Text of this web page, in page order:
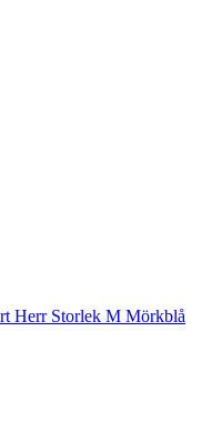
Herr Storlek M Mörkblå